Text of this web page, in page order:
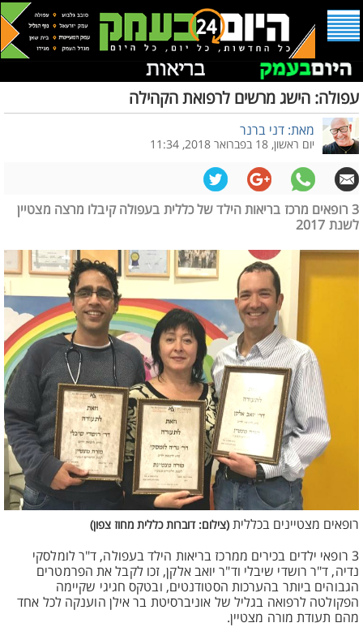
עפולה: הישג מרשים לרפואת הקהילה
מאת: דני ברנר
יום ראשון, 18 בפברואר 2018, 11:34
3 רופאים מרכז בריאות הילד של כללית בעפולה קיבלו מרצה מצטיין
לשנת 2017
רופאים מצטיינים בכללית (צילום: דוברות כללית מחוז צפון)
3 רופאי ילדים בכירים ממרכז בריאות הילד בעפולה, ד"ר לומלסקי
נדיה, ד"ר רושדי שיבלי וד"ר יואב אלקן, זכו לקבל את הפרמטרים
הגבוהים ביותר בהערכות הסטודנטים, ובטקס חגיגי שקיימה
הפקולטה לרפואה בגליל של אוניברסיטת בר אילן הוענקה לכל אחד
מהם תעודת מורה מצטיין.